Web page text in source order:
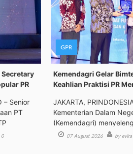
PR
– Senior
PT
0
GPR
Kemendagri Gelar
Keahlian Praktisi PR
JAKARTA,
Kementerian Dalam
(Kemendagri)
Bimbingan Tek
07 August 2026 by evira